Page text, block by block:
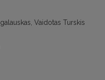
Vaidotas Turskis